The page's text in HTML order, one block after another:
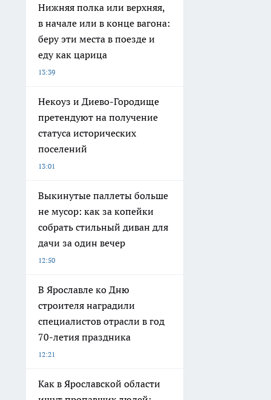
Нижняя полка или верхняя,
в начале или в конце вагона:
беру эти места в поезде и
еду как царица
13:39
Некоуз и Диево-Городище
претендуют на получение
статуса исторических
поселений
13:01
Выкинутые паллеты больше
не мусор: как за копейки
собрать стильный диван для
дачи за один вечер
12:50
В Ярославле ко Дню
строителя наградили
специалистов отрасли в год
70-летия праздника
12:21
Как в Ярославской области